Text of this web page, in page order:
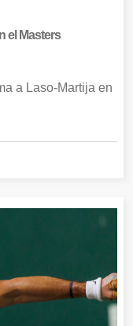
el Masters
a Laso-Martija en